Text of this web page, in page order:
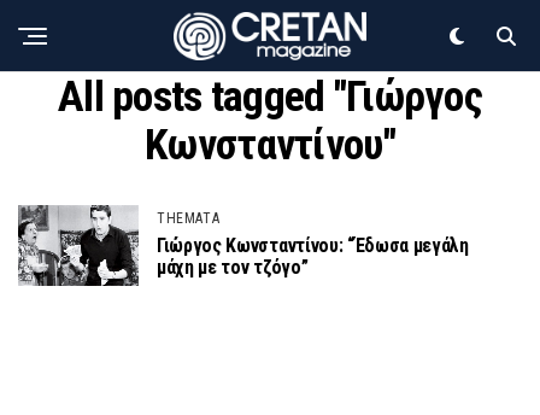
All posts tagged "Γιώργος
Κωνσταντίνου"
THEMATA
Γιώργος Κωνσταντίνου: “Έδωσα μεγάλη
μάχη με τον τζόγο”